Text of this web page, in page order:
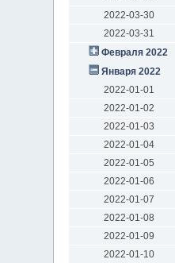
2022-03-30
2022-03-31
Февраля 2022
Января 2022
2022-01-01
2022-01-02
2022-01-03
2022-01-04
2022-01-05
2022-01-06
2022-01-07
2022-01-08
2022-01-09
2022-01-10